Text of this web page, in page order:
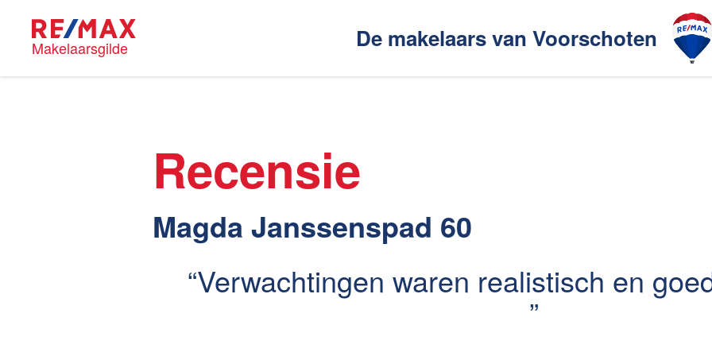
Makelaarsgilde De makelaars van Voorschoten
Huis verhuren Huis huren
Recensie
Magda Janssenspad 60
Verwachtingen waren realistisch en